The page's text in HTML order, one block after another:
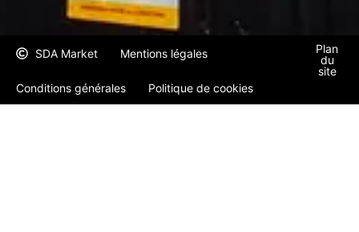
SDA Market Mentions légales
Conditions générales Politique de cookies
Plan
du
site